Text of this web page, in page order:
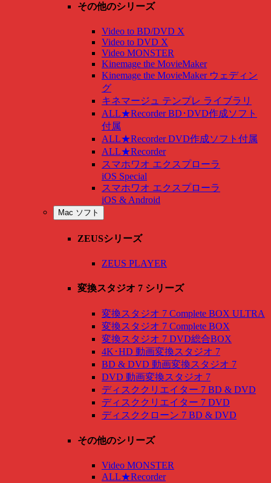
その他のシリーズ
Video to BD/DVD X
Video to DVD X
Video MONSTER
Kinemage the MovieMaker
Kinemage the MovieMaker ウェディン
グ
キネマージュ テンプレ ライブラリ
ALL★Recorder BD･DVD作成ソフト
付属
ALL★Recorder DVD作成ソフト付属
ALL★Recorder
スマホワオ エクスプローラ
iOS Special
スマホワオ エクスプローラ
iOS & Android
Mac ソフト
ZEUSシリーズ
ZEUS PLAYER
変換スタジオ 7 シリーズ
変換スタジオ 7 Complete BOX ULTRA
変換スタジオ 7 Complete BOX
変換スタジオ 7 DVD総合BOX
4K･HD 動画変換スタジオ 7
BD & DVD 動画変換スタジオ 7
DVD 動画変換スタジオ 7
ディスククリエイター 7 BD & DVD
ディスククリエイター 7 DVD
ディスククローン 7 BD & DVD
その他のシリーズ
Video MONSTER
ALL★Recorder